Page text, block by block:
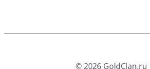
© 2026 GoldClan.ru